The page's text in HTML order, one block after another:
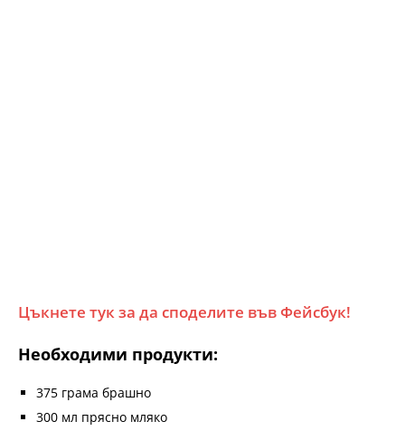
Цъкнете тук за да споделите във Фейсбук!
Необходими продукти:
375 грама брашно
300 мл прясно мляко